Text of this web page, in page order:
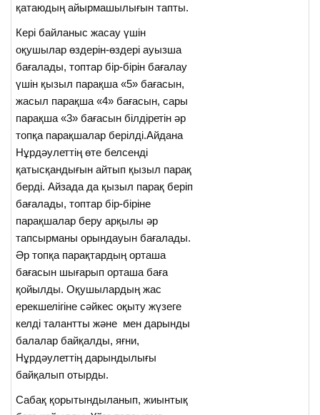
қатаюдың айырмашылығын тапты.
Кері байланыс жасау үшін
оқушылар өздерін-өздері ауызша
бағалады, топтар бір-бірін бағалау
үшін қызыл парақша «5» бағасын,
жасыл парақша «4» бағасын, сары
парақша «3» бағасын білдіретін әр
топқа парақшалар берілді.Айдана
Нұрдәулеттің өте белсенді
қатысқандығын айтып қызыл парақ
берді. Айзада да қызыл парақ беріп
бағалады, топтар бір-біріне
парақшалар беру арқылы әр
тапсырманы орындауын бағалады.
Әр топқа парақтардың орташа
бағасын шығарып орташа баға
қойылды. Оқушылардың жас
ерекшелігіне сәйкес оқыту жүзеге
келді талантты және мен дарынды
балалар байқалды, яғни,
Нұрдәулеттің дарындылығы
байқалып отырды.
Сабақ қорытындыланып, жиынтық